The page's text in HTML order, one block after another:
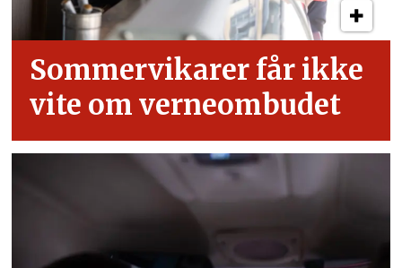
Sommervikarer får ikke
vite om verneombudet